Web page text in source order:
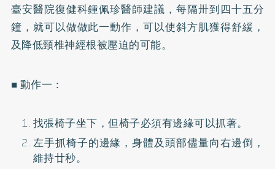
臺安醫院復健科鍾佩珍醫師建議，每隔卅到四十五分
鐘，就可以做做此一動作，可以使斜方肌獲得舒緩，
及降低頸椎神經根被壓迫的可能。
■ 動作一：
找張椅子坐下，但椅子必須有邊緣可以抓著。
左手抓椅子的邊緣，身體及頭部儘量向右邊倒，
維持廿秒。